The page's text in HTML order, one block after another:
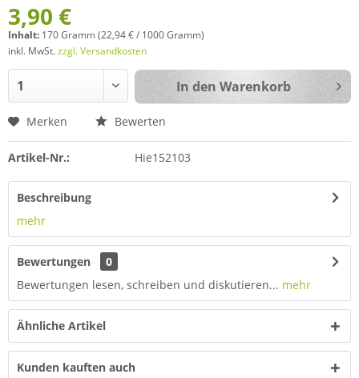
3,90 €
Inhalt: 170 Gramm (22,94 € / 1000 Gramm)
inkl. MwSt.zzgl. Versandkosten
In den Warenkorb
Merken Bewerten
Artikel-Nr.: Hie152103
Beschreibung
mehr
Bewertungen
0
Bewertungen lesen, schreiben und diskutieren... mehr
Ähnliche Artikel
Kunden kauften auch